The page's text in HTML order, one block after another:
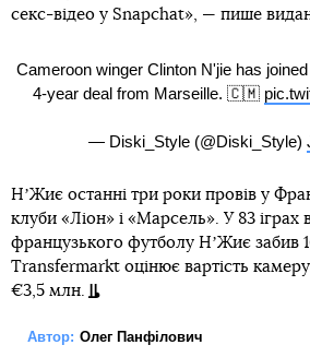
секс-відео у Snapchat», — пише
Cameroon winger Clinton N'jie has
4-year deal from Marseille. 🇨🇲
— Diski_Style (@Diski_Style)
НʼЖиє останні три роки провів у
клуби «Ліон» і «Марсель». У 83 іграх
французького футболу НʼЖиє забив
Transfermarkt оцінює вартість
€3,5 млн.
Автор: Олег Панфілович